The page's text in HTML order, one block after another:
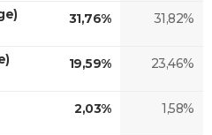
31,76% 31,82%
19,59% 23,46%
2,03% 1,58%